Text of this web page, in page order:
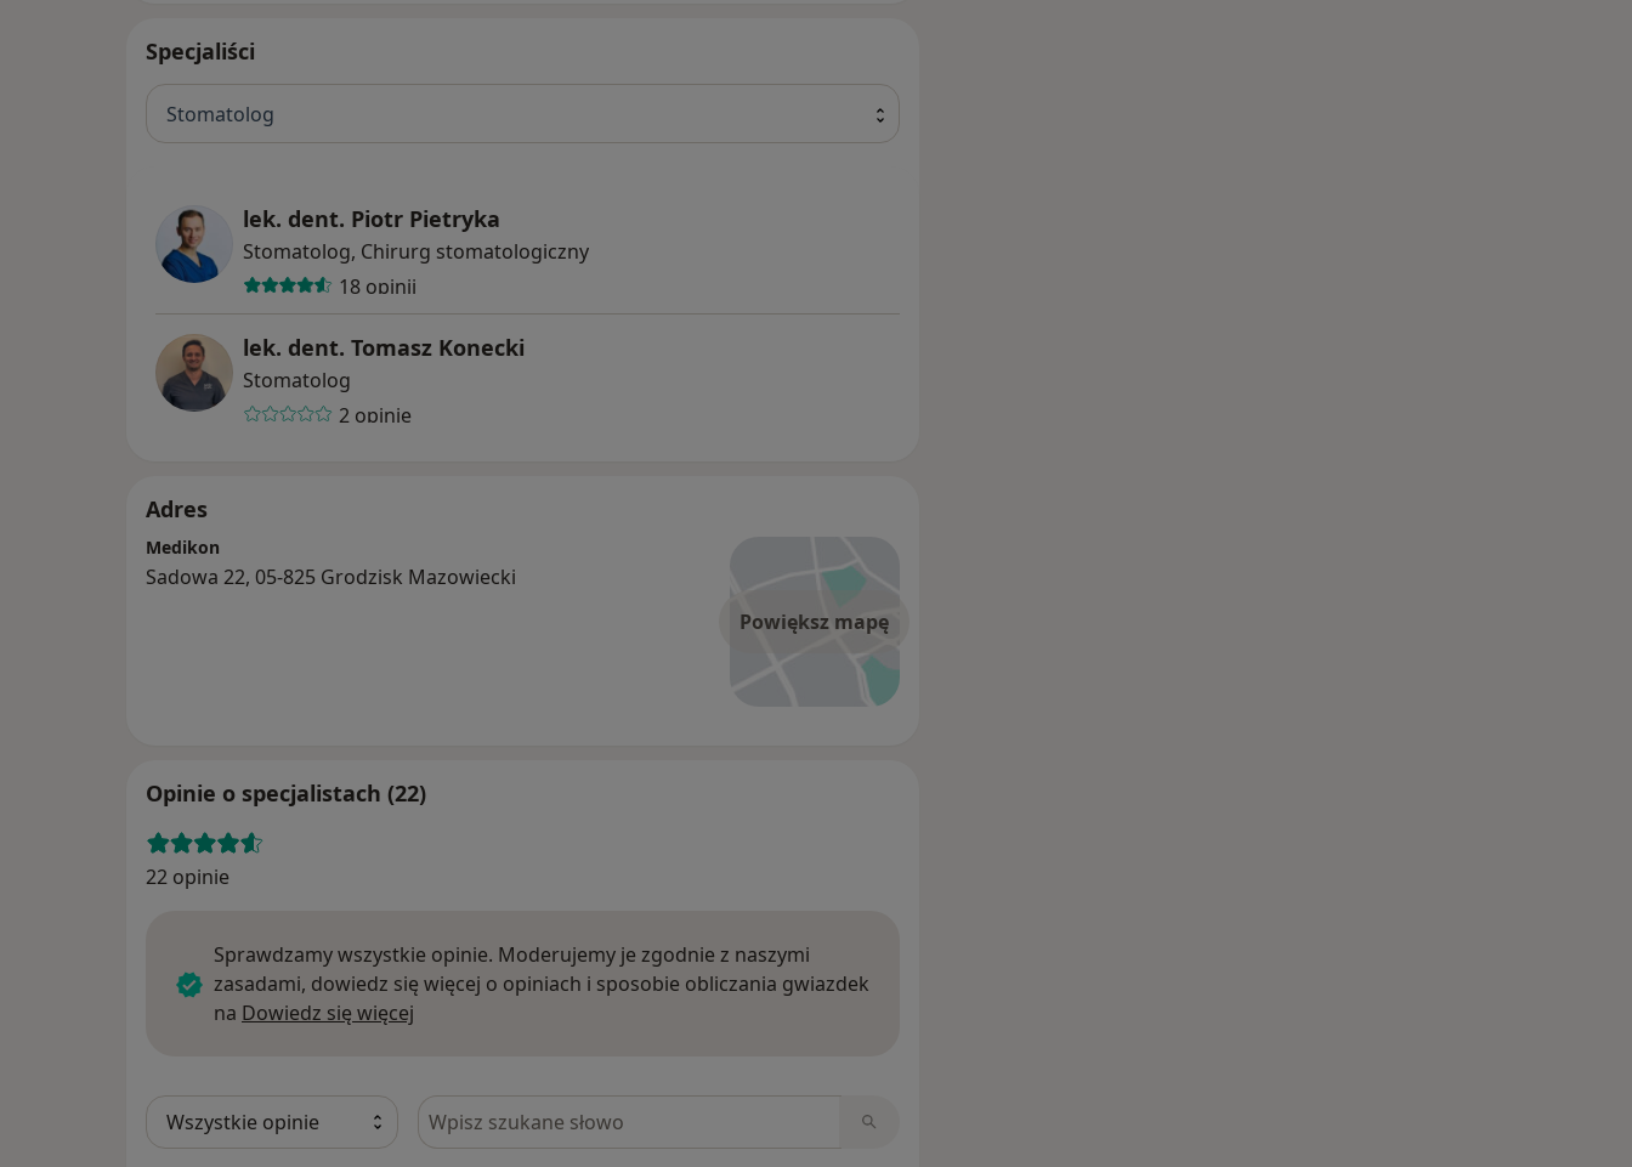
Specjaliści
Stomatolog
lek. dent. Piotr Pietryka
Stomatolog, Chirurg stomatologiczny
18 opinii
lek. dent. Tomasz Konecki
Stomatolog
2 opinie
Adres
Powiększ mapę
Medikon
Sadowa 22, 05-825 Grodzisk Mazowiecki
Opinie o specjalistach (22)
22 opinie
Sprawdzamy wszystkie opinie. Moderujemy je zgodnie z naszymi
zasadami, dowiedz się więcej o opiniach i sposobie obliczania gwiazdek
na Dowiedz się więcej
Szukaj w opiniach